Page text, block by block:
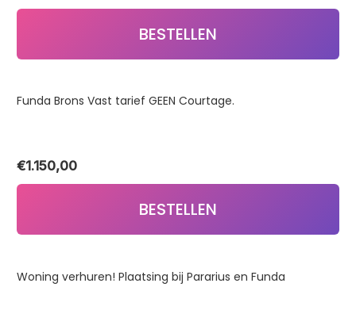
BESTELLEN
Funda Brons Vast tarief GEEN Courtage.
€1.150,00
BESTELLEN
Woning verhuren! Plaatsing bij Pararius en Funda